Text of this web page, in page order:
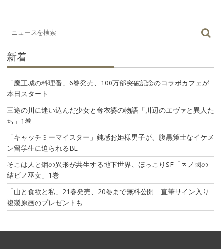
ョ
ン
新着
「魔王城の料理番」6巻発売、100万部突破記念のコラボカフェが
本日スタート
三途の川に迷い込んだ少女と奪衣婆の物語「川辺のエヴァと異人た
ち」1巻
「キャッチミーマイスター」鈍感お姫様男子が、腹黒策士なイケメ
ン留学生に迫られるBL
そこは人と鋼の異形が共生する地下世界、ほっこりSF「ネノ國の
結ビノ巫女」1巻
「山と食欲と私」21巻発売、20巻まで無料公開 直筆サイン入り
複製原画のプレゼントも